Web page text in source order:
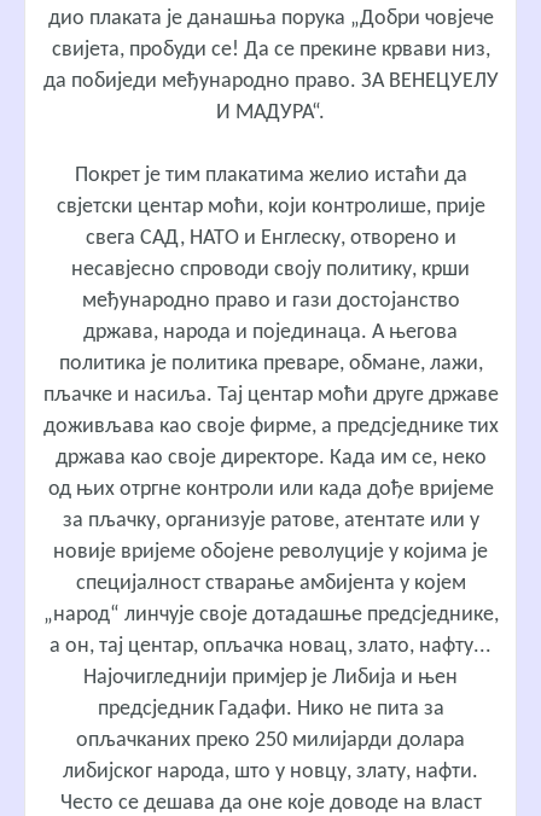
дио плаката је данашња порука „Добри човјече
свијета, пробуди се! Да се прекине крвави низ,
да побиједи међународно право. ЗА ВЕНЕЦУЕЛУ
И МАДУРА“.
Покрет је тим плакатима желио истаћи да
свјетски центар моћи, који контролише, прије
свега САД, НАТО и Енглеску, отворено и
несавјесно спроводи своју политику, крши
међународно право и гази достојанство
држава, народа и појединаца. А његова
политика је политика преваре, обмане, лажи,
пљачке и насиља. Тај центар моћи друге државе
доживљава као своје фирме, а предсједнике тих
држава као своје директоре. Када им се, неко
од њих отргне контроли или када дође вријеме
за пљачку, организује ратове, атентате или у
новије вријеме обојене револуције у којима је
специјалност стварање амбијента у којем
„народ“ линчује своје дотадашње предсједнике,
а он, тај центар, опљачка новац, злато, нафту...
Најочигледнији примјер је Либија и њен
предсједник Гадафи. Нико не пита за
опљачканих преко 250 милијарди долара
либијског народа, што у новцу, злату, нафти.
Често се дешава да оне које доводе на власт